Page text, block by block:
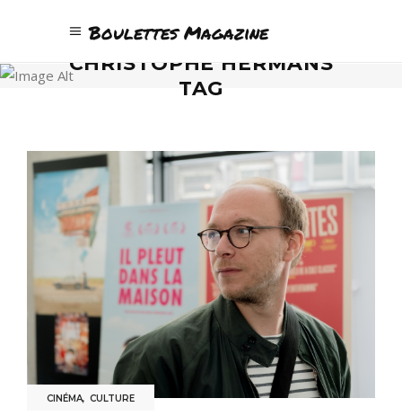
Boulettes Magazine
CHRISTOPHE HERMANS
TAG
CINÉMA, CULTURE